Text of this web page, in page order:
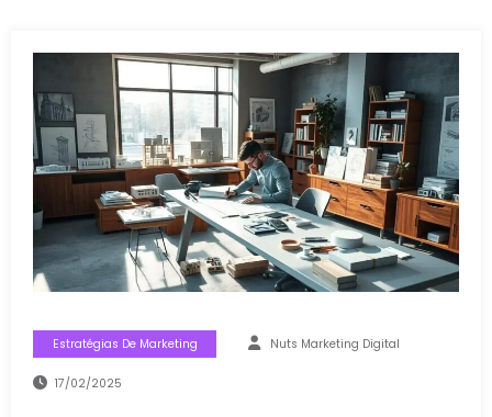
Estratégias De Marketing Nuts Marketing Digital
17/02/2025